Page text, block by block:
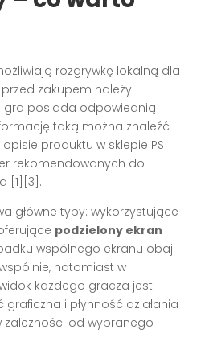
rozgrywkę lokalną dla
zakupem należy
gra posiada odpowiednią
taką można znaleźć
produktu w sklepie PS
rekomendowanych do
[1][3] .
główne typy: wykorzystujące
podzielony ekran
wspólnego ekranu obaj
natomiast w
każdego gracza jest
graficzna i płynność działania
zależności od wybranego